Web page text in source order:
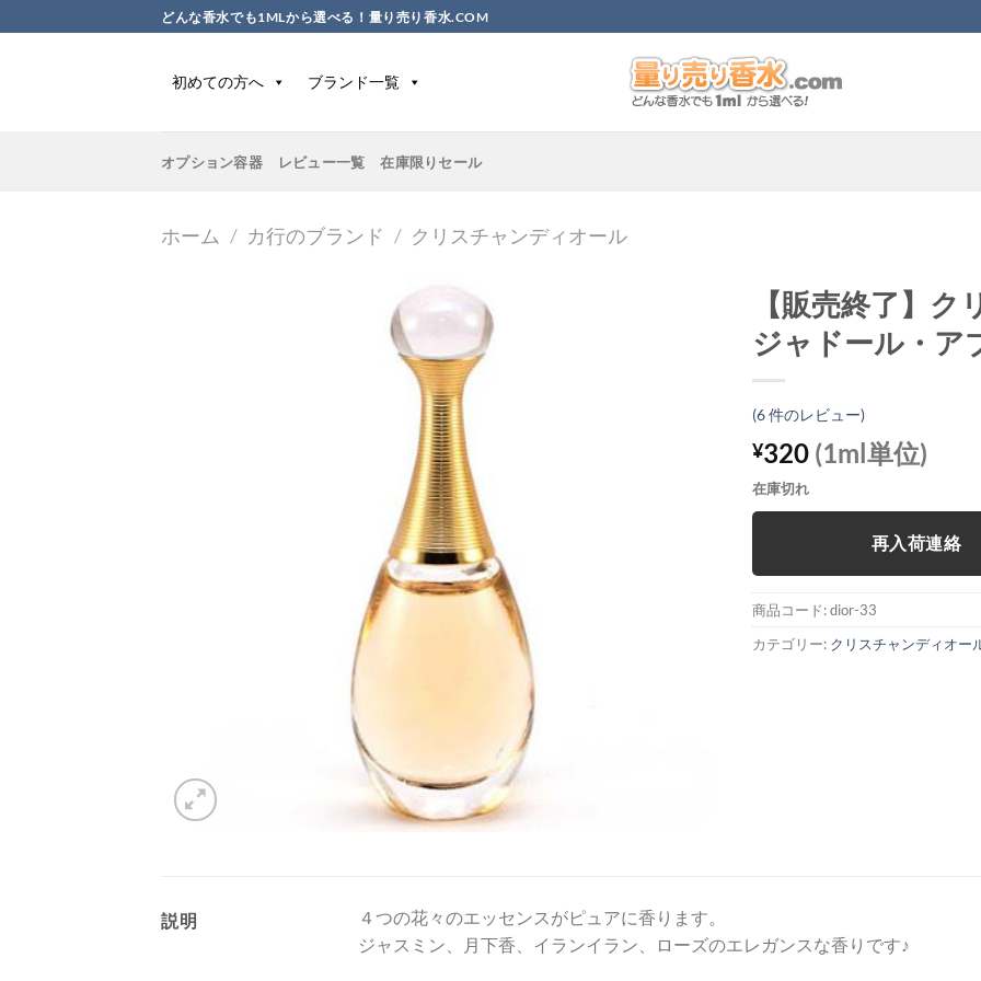
to
どんな香水でも1MLから選べる！量り売り香水.COM
初めての方へ ブランド一覧
オプション容器 レビュー一覧 在庫限りセール
ホーム / カ行のブランド / クリスチャンディオール
【販売終了】
ジャドール・ア
(6件のレビュー)
¥320 (1ml単位)
在庫切れ
再入荷連絡
商品コード:dior-33
カテゴリー: クリスチャンディオー
説明
４つの花々のエッセンスがピュアに香ります。
ジャスミン、月下香、イランイラン、ローズのエレガンスな香りです♪